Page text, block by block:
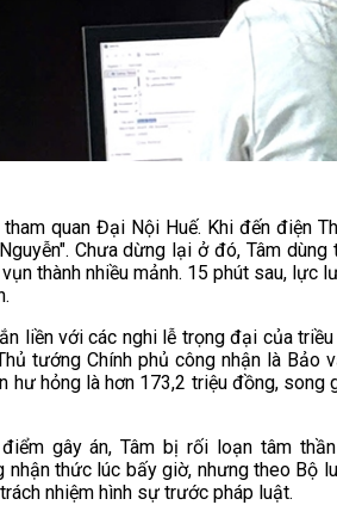
quan Đại Nội Huế. Khi đến điện
Chưa dừng lại ở đó, Tâm
thành nhiều mảnh. 15 phút sau, lực
liền với các nghi lễ trọng đại của
tướng Chính phủ công nhận là Bảo
hư hỏng là hơn 173,2 triệu đồng,
gây án, Tâm bị rối loạn tâm
thức lúc bấy giờ, nhưng theo Bộ
nhiệm hình sự trước pháp luật.